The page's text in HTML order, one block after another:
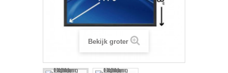
Bekijk groter